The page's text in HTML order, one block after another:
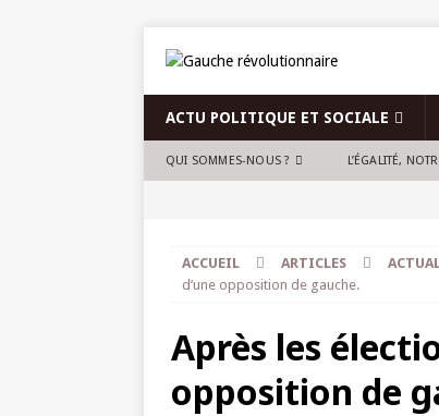
ACTU POLITIQUE ET SOCIALE
QUI SOMMES-NOUS ? L’ÉGALITÉ,
ACCUEIL ARTICLES
d’une opposition de gauche.
Après les
opposition de